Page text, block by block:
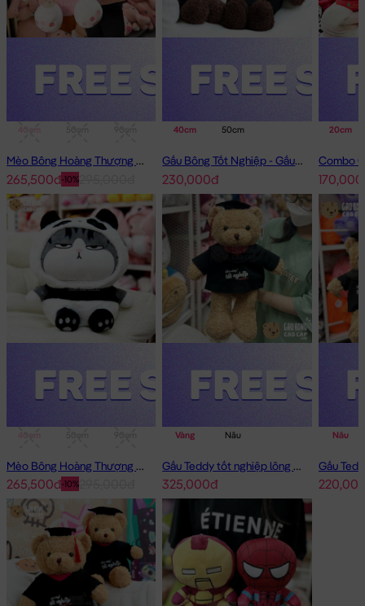
1m
Mèo Bông Hoàng Thượng Cosplay Thỏ Hồng
-10%
265,500đ
40cm 50cm
Gấu Bông Tốt Nghiệp - Gấu Teddy tốt nghiệp lông xù màu Nâu
230,000đ
20cm
1m
Mèo Bông Hoàng Thượng Cosplay Panda
-10%
265,500đ
Vàng Nâu
Gấu Teddy tốt nghiệp lông xù 50cm
325,000đ
Nâu